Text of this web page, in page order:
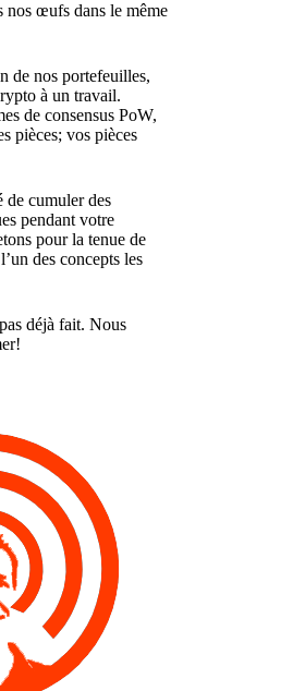
nos œufs dans le même
de nos portefeuilles,
à un travail.
de consensus PoW,
pièces; vos pièces
cumuler des
pendant votre
pour la tenue de
des concepts les
déjà fait. Nous